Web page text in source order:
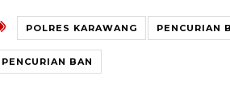
POLRES KARAWANG PENCURIAN
PENCURIAN BAN